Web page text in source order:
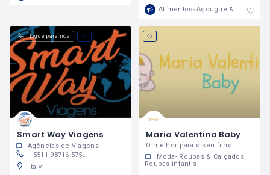
Alimentos- Açougue & Mercearia
Ligue para nós
Smart Way Viagens
Agências de Viagens
+5511 98716 5751 ; +39 327 086 5993
Italy
Maria Valentina Baby
O melhor para o seu filho
Moda- Roupas & Calçados
Roupas infantis